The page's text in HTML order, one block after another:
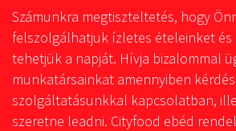
Számunkra megtiszteltetés, hogy
felszolgálhatjuk ízletes ételeinket és
tehetjük a napját. Hívja bizalommal
munkatársainkat amennyiben
szolgáltatásunkkal kapcsolatban,
szeretne leadni. Cityfood ebéd